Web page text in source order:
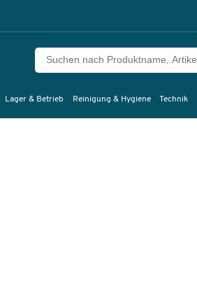
Lager & Betrieb Reinigung & Hygiene Technik